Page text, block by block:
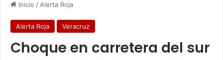
Inicio / Alerta Roja
Alerta Roja Veracruz
Choque en carretera del sur